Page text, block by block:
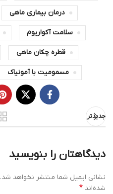
درمان بیماری ماهی
سلامت آکواریوم
قطره چکان ماهی
مسمومیت با آمونیاک
جدیدتر
دیدگاهتان را بنویسید
نشانی ایمیل شما منتشر نخواهد شد.
شده‌اند *